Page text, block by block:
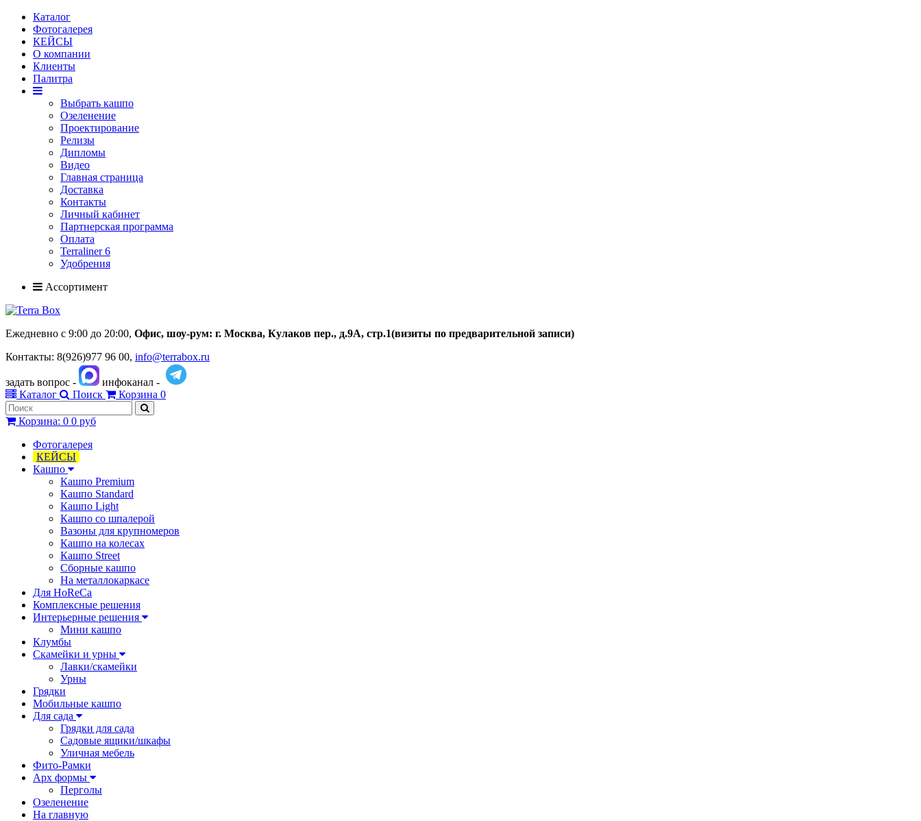
Каталог
Фотогалерея
КЕЙСЫ
О компании
Клиенты
Палитра
Выбрать кашпо
Озеленение
Проектирование
Релизы
Дипломы
Видео
Главная страница
Доставка
Контакты
Личный кабинет
Партнерская программа
Оплата
Terraliner 6
Удобрения
Ассортимент
Ежедневно с 9:00 до 20:00, Офис, шоу-рум: г. Москва, Кулаков пер., д.9А, стр.1(визиты по предварительной записи)
Контакты: 8(926)977 96 00, info@terrabox.ru
задать вопрос -
инфоканал -
Каталог
Поиск Корзина 0
Корзина: 0 0 руб
Фотогалерея
КЕЙСЫ
Кашпо
Кашпо Premium
Кашпо Standard
Кашпо Light
Кашпо со шпалерой
Вазоны для крупномеров
Кашпо на колесах
Кашпо Street
Сборные кашпо
На металлокаркасе
Для HoReCa
Комплексные решения
Интерьерные решения
Мини кашпо
Клумбы
Скамейки и урны
Лавки/скамейки
Урны
Грядки
Мобильные кашпо
Для сада
Грядки для сада
Садовые ящики/шкафы
Уличная мебель
Фито-Рамки
Арх формы
Перголы
Озеленение
На главную